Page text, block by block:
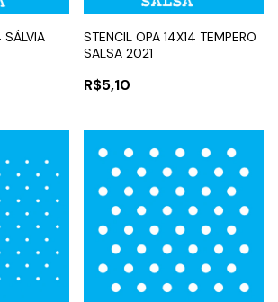
SÁLVIA
STENCIL OPA 14X14 TEMPERO
SALSA 2021
R$5,10